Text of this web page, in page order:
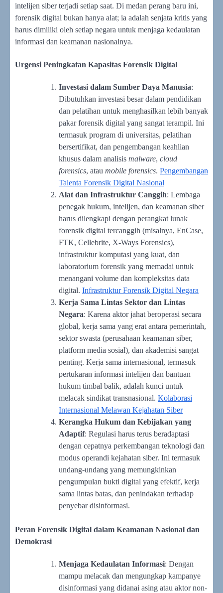
intelijen siber terjadi setiap saat. Di medan perang baru ini,
forensik digital bukan hanya alat; ia adalah senjata kritis yang
harus dimiliki oleh setiap negara untuk menjaga kedaulatan
informasi dan keamanan nasionalnya.
Urgensi Peningkatan Kapasitas Forensik Digital
Investasi dalam Sumber Daya Manusia:
Dibutuhkan investasi besar dalam pendidikan
dan pelatihan untuk menghasilkan lebih banyak
pakar forensik digital yang sangat terampil. Ini
termasuk program di universitas, pelatihan
bersertifikat, dan pengembangan keahlian
khusus dalam analisis malware, cloud
forensics, atau mobile forensics. Pengembangan
Talenta Forensik Digital Nasional
Alat dan Infrastruktur Canggih: Lembaga
penegak hukum, intelijen, dan keamanan siber
harus dilengkapi dengan perangkat lunak
forensik digital tercanggih (misalnya, EnCase,
FTK, Cellebrite, X-Ways Forensics),
infrastruktur komputasi yang kuat, dan
laboratorium forensik yang memadai untuk
menangani volume dan kompleksitas data
digital. Infrastruktur Forensik Digital Negara
Kerja Sama Lintas Sektor dan Lintas
Negara: Karena aktor jahat beroperasi secara
global, kerja sama yang erat antara pemerintah,
sektor swasta (perusahaan keamanan siber,
platform media sosial), dan akademisi sangat
penting. Kerja sama internasional, termasuk
pertukaran informasi intelijen dan bantuan
hukum timbal balik, adalah kunci untuk
melacak sindikat transnasional. Kolaborasi
Internasional Melawan Kejahatan Siber
Kerangka Hukum dan Kebijakan yang
Adaptif: Regulasi harus terus beradaptasi
dengan cepatnya perkembangan teknologi dan
modus operandi kejahatan siber. Ini termasuk
undang-undang yang memungkinkan
pengumpulan bukti digital yang efektif, kerja
sama lintas batas, dan penindakan terhadap
penyebar disinformasi.
Peran Forensik Digital dalam Keamanan Nasional dan
Demokrasi
Menjaga Kedaulatan Informasi: Dengan
mampu melacak dan mengungkap kampanye
disinformasi yang didanai asing atau aktor non-